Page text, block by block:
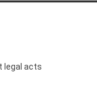
legal acts